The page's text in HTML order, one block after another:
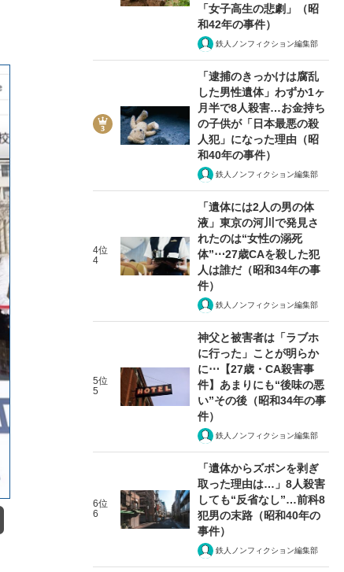
「女子高生の悲劇」（昭
和42年の事件）
鉄人ノンフィクション編集部
「逮捕のきっかけは腐乱
した男性遺体」わずか1ヶ
月半で8人殺害…お金持ち
の子供が「日本最悪の殺
人犯」になった理由（昭
和40年の事件）
鉄人ノンフィクション編集部
4位
4
「遺体には2人の男の体
液」東京の河川で発見さ
れたのは“女性の溺死
体”⋯27歳CAを殺した犯
人は誰だ（昭和34年の事
件）
鉄人ノンフィクション編集部
5位
5
神父と被害者は「ラブホ
に行った」ことが明らか
に⋯【27歳・CA殺害事
件】あまりにも“後味の悪
い”その後（昭和34年の事
件）
鉄人ノンフィクション編集部
6位
6
「遺体からズボンを剥ぎ
取った理由は…」8人殺害
しても“反省なし”…前科8
犯男の末路（昭和40年の
事件）
鉄人ノンフィクション編集部